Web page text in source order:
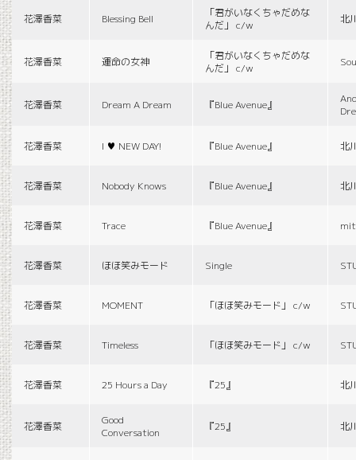
花澤香菜 Blessing Bell
「君がいなくちゃだめな
んだ」 c/w
北
花澤香菜 運命の女神
「君がいなくちゃだめな
んだ」 c/w
花澤香菜 Dream A Dream 『Blue Avenue』
花澤香菜 I ♥ NEW DAY! 『Blue Avenue』 北
花澤香菜 Nobody Knows 『Blue Avenue』 北
花澤香菜 Trace 『Blue Avenue』
花澤香菜 ほほ笑みモード Single
花澤香菜 MOMENT 「ほほ笑みモード」 c/w
花澤香菜 Timeless 「ほほ笑みモード」 c/w
花澤香菜 25 Hours a Day 『25』 北
花澤香菜
Good
Conversation
『25』 北